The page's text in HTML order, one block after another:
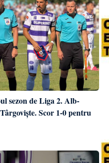
sezon de Liga 2. Alb-
Scor 1-0 pentru